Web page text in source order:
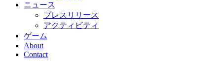
ニュース
プレスリリース
アクティビティ
ゲーム
About
Contact